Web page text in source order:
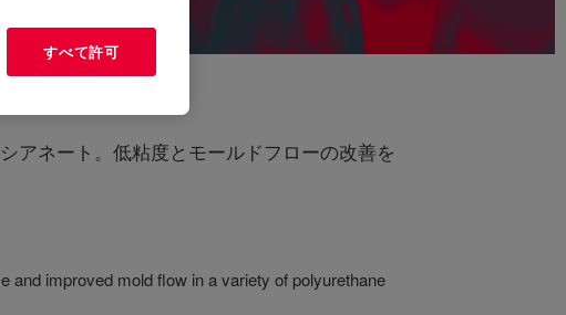
アネート。低粘度とモールドフローの改善を
and improved mold flow in a variety of polyurethane
すべて許可